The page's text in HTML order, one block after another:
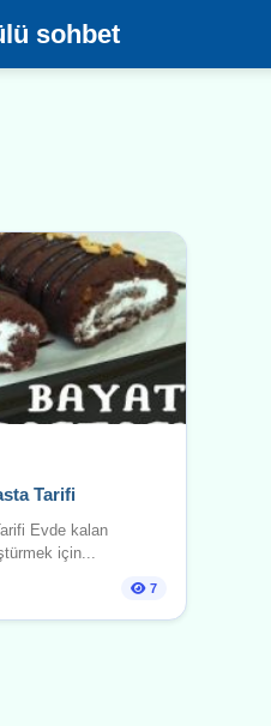
sohbet
Tarifi
Evde kalan
için...
7